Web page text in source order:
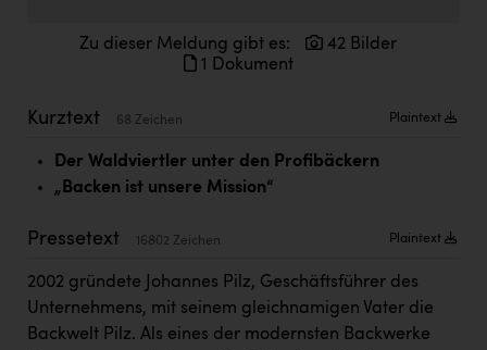
Fristads Austria
Immotech
INTERSPAR
Zu dieser Meldung gibt es:
42 Bilder
1 Dokument
Kurztext 68 Zeichen Plaintext
Der Waldviertler unter den Profibäckern
„Backen ist unsere Mission“
Pressetext 16802 Zeichen Plaintext
2002 gründete Johannes Pilz, Geschäftsführer des
Unternehmens, mit seinem gleichnamigen Vater die
Backwelt Pilz. Als eines der modernsten Backwerke